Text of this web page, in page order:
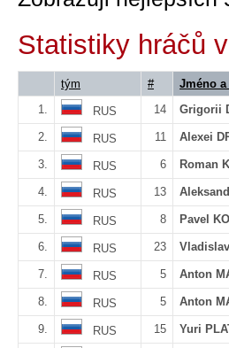
Statistiky hráčů
tým # Jméno
1.
RUS 14 Grigorii
2. RUS 11 Alexei
3. RUS 6 Roman
4. RUS 13
5. RUS 8 Pavel
6. RUS 23
7. RUS 5 Anton
8. RUS 5 Anton
9. RUS 15 Yuri